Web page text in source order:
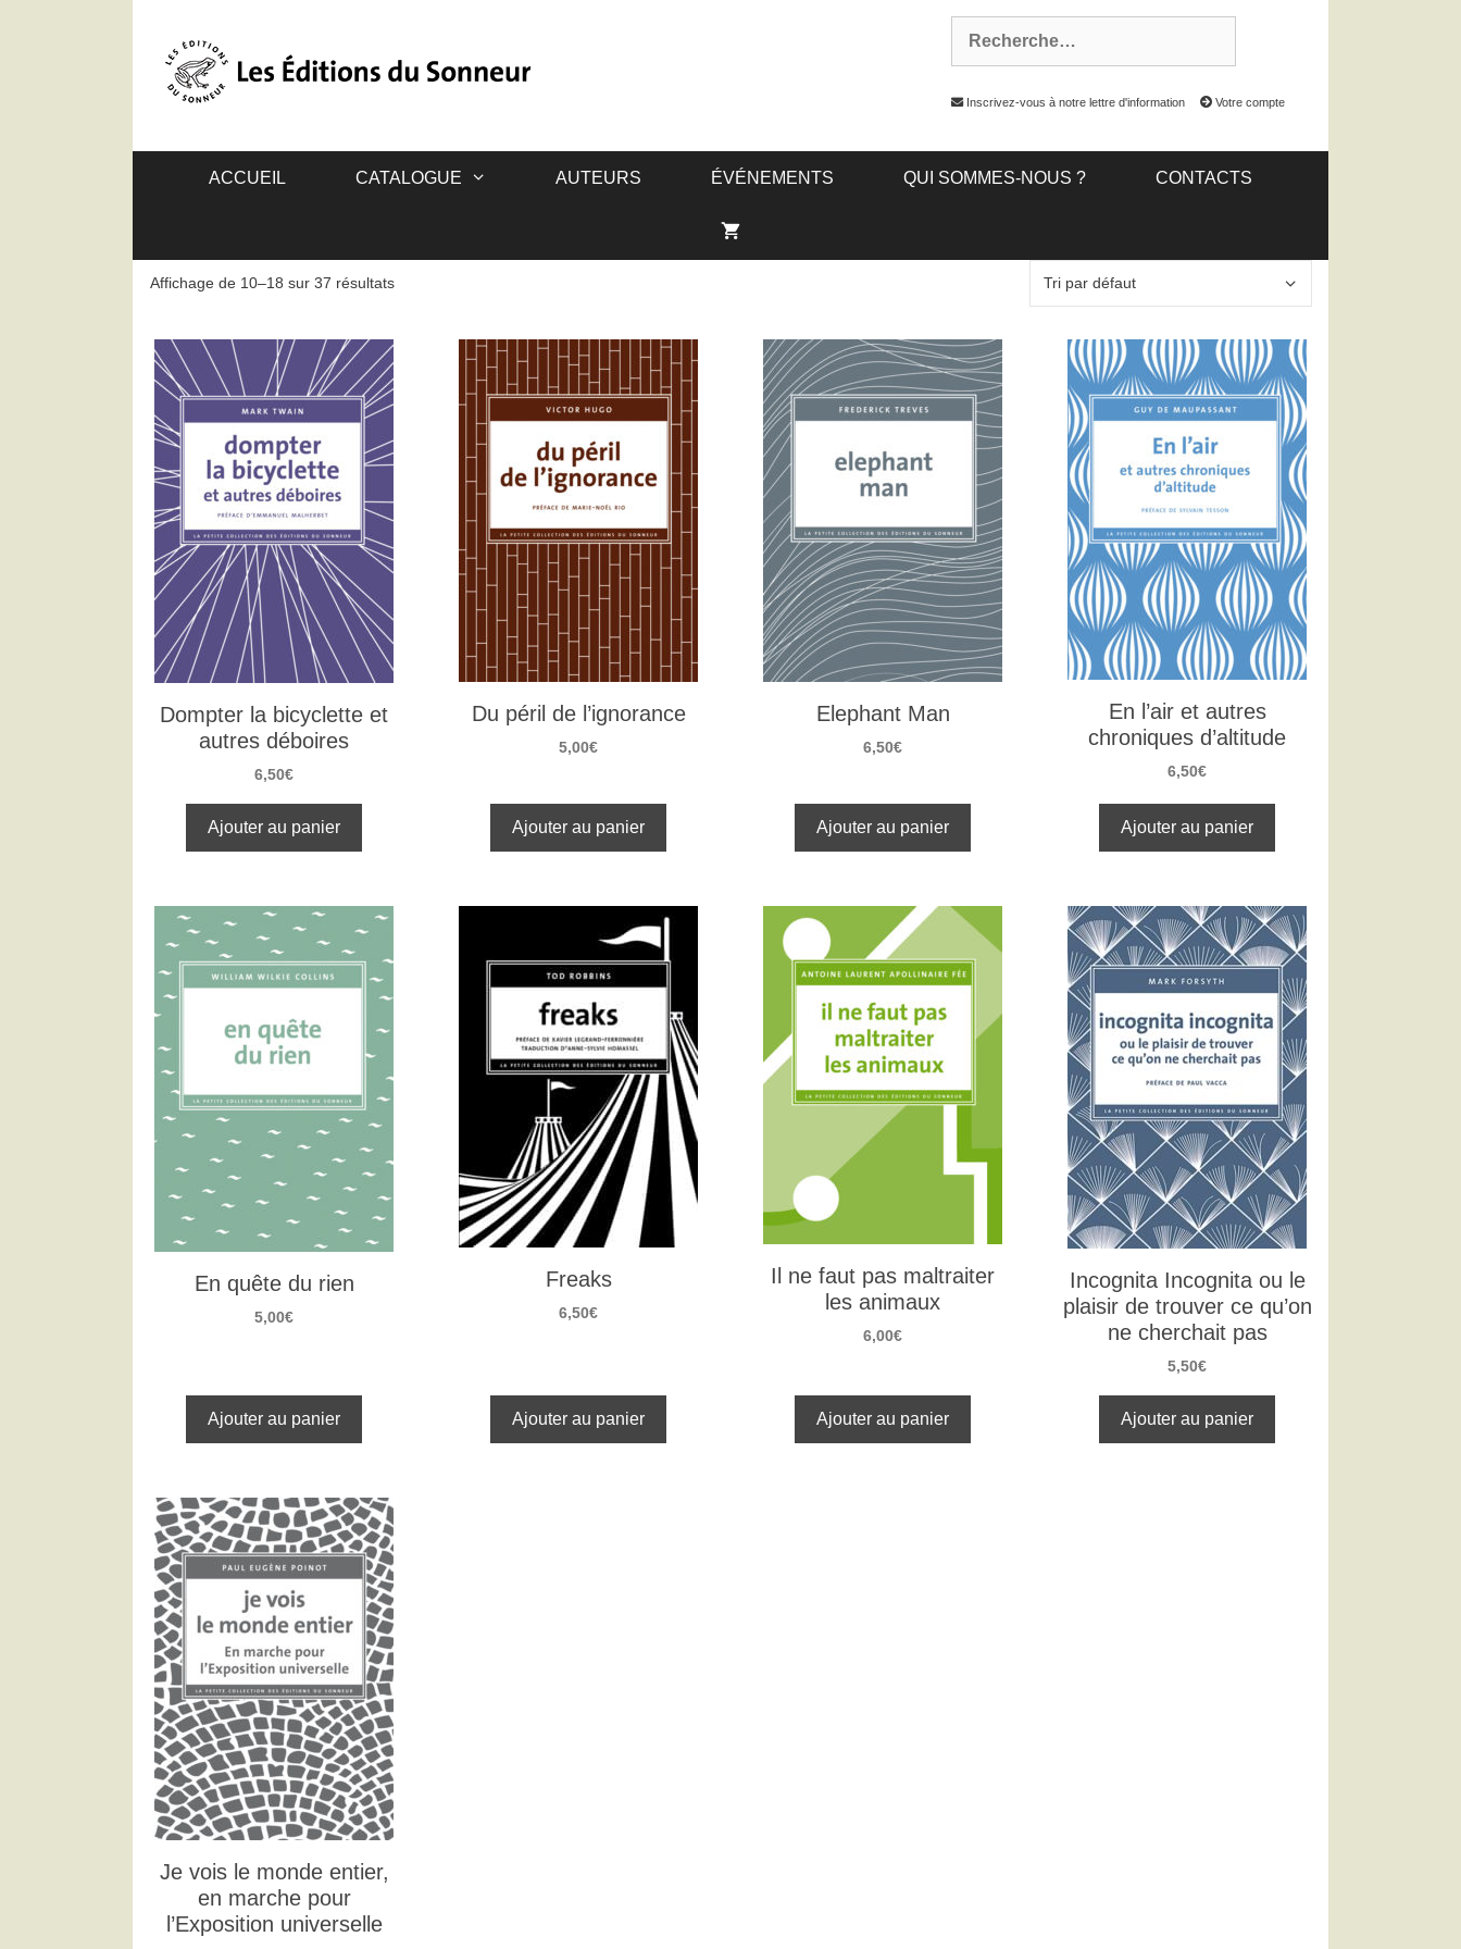
Inscrivez-vous à notre lettre d'information Votre compte
ACCUEIL CATALOGUE AUTEURS ÉVÉNEMENTS QUI SOMMES-NOUS ? CONTACTS
Affichage de 10–18 sur 37 résultats
Dompter la bicyclette et
autres déboires
6,50€
Ajouter au panier
Du péril de l’ignorance
5,00€
Ajouter au panier
Elephant Man
6,50€
Ajouter au panier
En l’air et autres
chroniques d’altitude
6,50€
Ajouter au panier
En quête du rien
5,00€
Ajouter au panier
Freaks
6,50€
Ajouter au panier
Il ne faut pas maltraiter
les animaux
6,00€
Ajouter au panier
Incognita Incognita ou le
plaisir de trouver ce qu’on
ne cherchait pas
5,50€
Ajouter au panier
Je vois le monde entier,
en marche pour
l’Exposition universelle